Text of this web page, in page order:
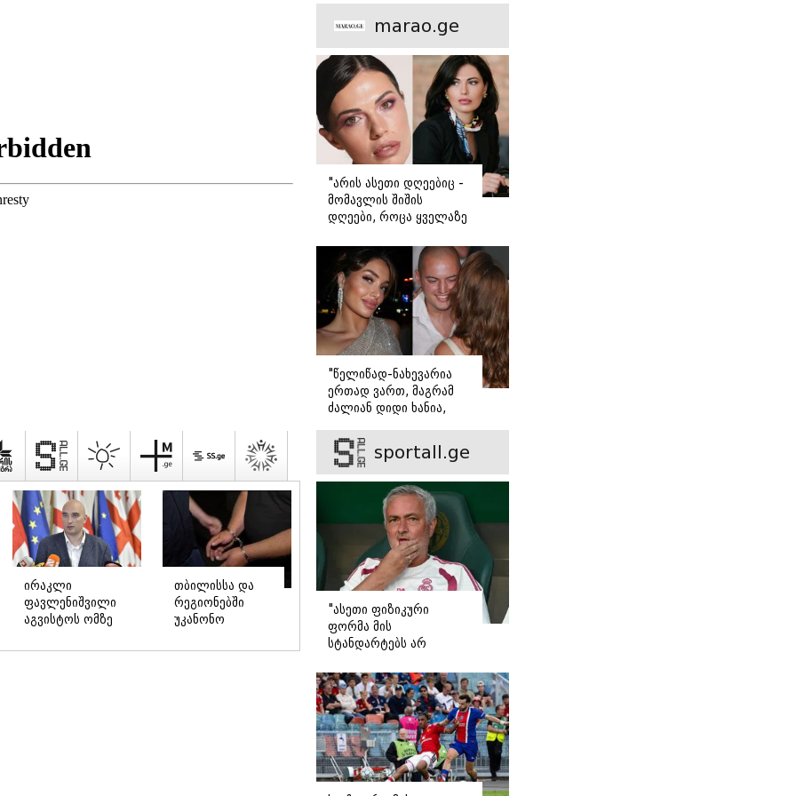
მძიმეა
ხელისუფლებისთვის
marao.ge
"არის ასეთი დღეებიც -
მომავლის შიშის
დღეები, როცა ყველაზე
- ირინა ონაშვილის
წერილი
"წელიწად-ნახევარია
ერთად ვართ, მაგრამ
ძალიან დიდი ხანია,
ბარბაქაძის რჩეული და
როგორია მისი
სიყვარულის ამბავი
sportall.ge
"ასეთი ფიზიკური
ფორმა მის
სტანდარტებს არ
მოურინიომ "რეალის"
ახალწვეული
გააკრიტიკა